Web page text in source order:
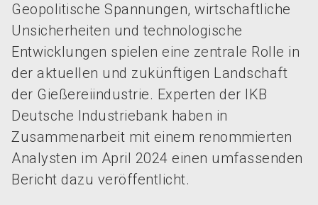
Geopolitische Spannungen, wirtschaftliche
Unsicherheiten und technologische
Entwicklungen spielen eine zentrale Rolle in
der aktuellen und zukünftigen Landschaft
der Gießereiindustrie. Experten der IKB
Deutsche Industriebank haben in
Zusammenarbeit mit einem renommierten
Analysten im April 2024 einen umfassenden
Bericht dazu veröffentlicht.